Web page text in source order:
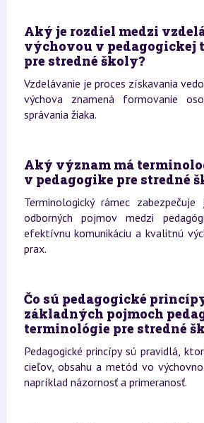
Aký je rozdiel medzi
výchovou v pedagogickej
pre stredné školy?
Vzdelávanie je proces získavania
výchova znamená formovanie
správania žiaka.
Aký význam má
v pedagogike pre stredné
Terminologický rámec zabezpečuje
odborných pojmov medzi
efektívnu komunikáciu a kvalitnú
prax.
Čo sú pedagogické
základných pojmoch
terminológie pre stredné
Pedagogické princípy sú pravidlá,
cieľov, obsahu a metód vo
napríklad názornosť a primeranosť.